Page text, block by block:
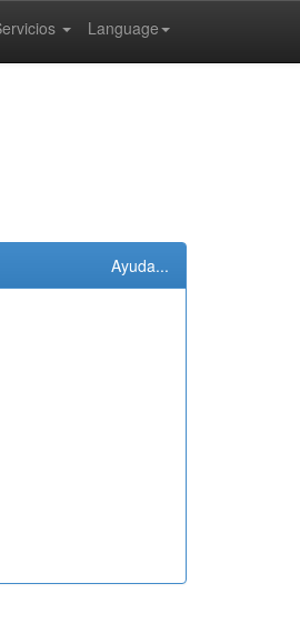
Language
Ayuda...